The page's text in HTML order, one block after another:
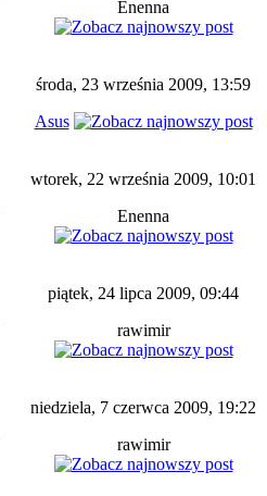
Enenna
środa, 23 września 2009, 13:59
Asus
wtorek, 22 września 2009, 10:01
Enenna
piątek, 24 lipca 2009, 09:44
rawimir
niedziela, 7 czerwca 2009, 19:22
rawimir